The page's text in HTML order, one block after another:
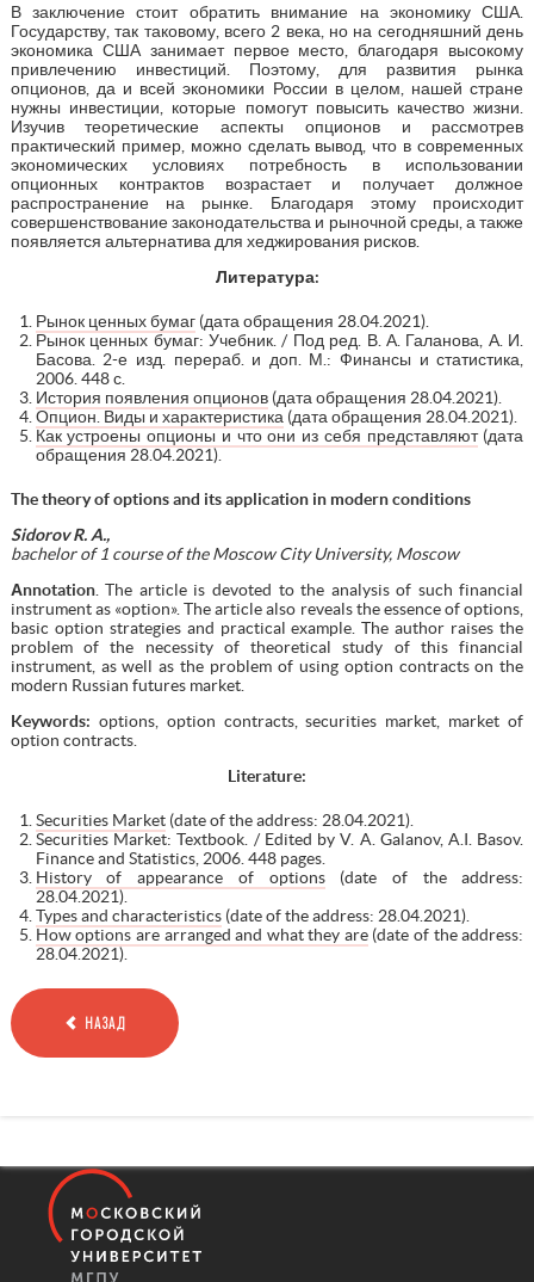
В заключение стоит обратить внимание на экономику США.
Государству, так таковому, всего 2 века, но на сегодняшний день
экономика США занимает первое место, благодаря высокому
привлечению инвестиций. Поэтому, для развития рынка
опционов, да и всей экономики России в целом, нашей стране
нужны инвестиции, которые помогут повысить качество жизни.
Изучив теоретические аспекты опционов и рассмотрев
практический пример, можно сделать вывод, что в современных
экономических условиях потребность в использовании
опционных контрактов возрастает и получает должное
распространение на рынке. Благодаря этому происходит
совершенствование законодательства и рыночной среды, а также
появляется альтернатива для хеджирования рисков.
Литература:
Рынок ценных бумаг(дата обращения 28.04.2021).
Рынок ценных бумаг: Учебник. / Под ред. В. А. Галанова, А. И.
Басова. 2-е изд. перераб. и доп. М.: Финансы и статистика,
2006. 448 с.
История появления опционов(дата обращения 28.04.2021).
Опцион. Виды и характеристика (дата обращения 28.04.2021).
Как устроены опционы и что они из себя представляют(дата
обращения 28.04.2021).
The theory of options and its application in modern conditions
Sidorov R. A.,
bachelor of 1 course of the Moscow City University, Moscow
Аnnotation. The article is devoted to the analysis of such financial
instrument as «option». The article also reveals the essence of options,
basic option strategies and practical example. The author raises the
problem of the necessity of theoretical study of this financial
instrument, as well as the problem of using option contracts on the
modern Russian futures market.
Keywords: options, option contracts, securities market, market of
option contracts.
Literature:
Securities Market(date of the address: 28.04.2021).
Securities Market: Textbook. / Edited by V. A. Galanov, A.I. Basov.
Finance and Statistics, 2006. 448 pages.
History of appearance of options(date of the address:
28.04.2021).
Types and characteristics(date of the address: 28.04.2021).
How options are arranged and what they are(date of the address:
28.04.2021).
НАЗАД